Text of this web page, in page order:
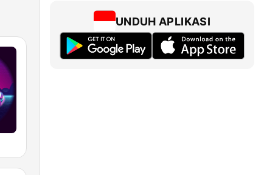
UNDUH APLIKASI